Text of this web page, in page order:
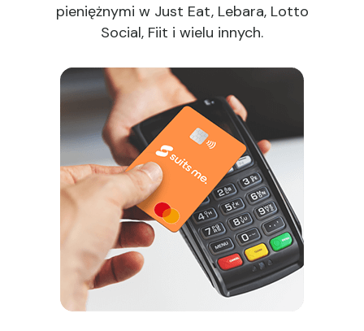
pieniężnymi w Just Eat, Lebara, Lotto
Social, Fiit i wielu innych.